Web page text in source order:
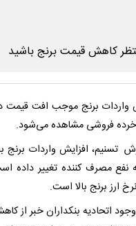
واردات برنج موجب افت قیمت
فروشی مشاهده می‌شود.
تسنیم، افزایش واردات برنج
نفع مصرف کننده تغییر داده
ارز برنج بالا است.
وجود اتحادیه بنکداران خبر